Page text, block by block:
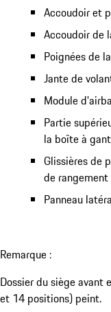
Accoudoir et
Accoudoir de
Poignées de
Jante de
Module
Partie
la boîte à
Glissières de
de
Panneau
Remarque :
Dossier du siège
et 14 positions) peint.